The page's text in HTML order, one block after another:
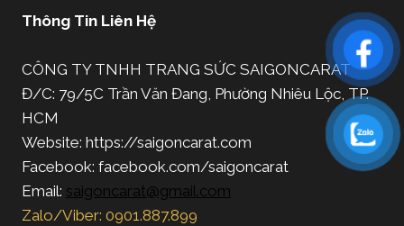
Thông Tin Liên Hệ
CÔNG TY TNHH TRANG SỨC SAIGONCARAT
Đ/C: 79/5C Trần Văn Đang, Phường Nhiêu Lộc, TP.
HCM
Website: https://saigoncarat.com
Facebook: facebook.com/saigoncarat
Email: saigoncarat@gmail.com
Zalo/Viber: 0901.887.899